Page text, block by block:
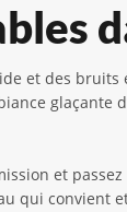
et des
et
qui convient